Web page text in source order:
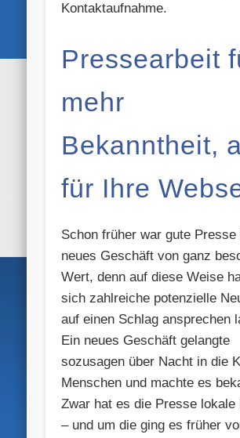
Kontaktaufnahme.
Pressearbeit
mehr
Bekanntheit,
für Ihre
Schon früher war gute Presse
neues Geschäft von ganz
Wert, denn auf diese Weise
sich zahlreiche potenzielle
auf einen Schlag ansprechen
Ein neues Geschäft gelangte
sozusagen über Nacht in die
Menschen und machte es
Zwar hat es die Presse lokale
– und um die ging es früher